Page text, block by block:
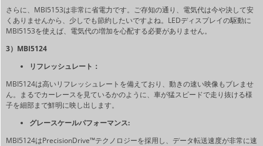
さらに、MBI5153は非常に省電力です。ご存知の通り、電気代は今や決して安
くありませんから、少しでも節約したいですよね。LEDディスプレイの駆動に
MBI5153を使えば、電気代の増加を心配する必要がありません。
3）MBI5124
リフレッシュレート：
MBI5124は高いリフレッシュレートを備えており、動きの速い映像もブレませ
ん。まるでカーレースを見ているかのように、車が猛スピードで走り抜ける様
子を細部まで鮮明に映し出します。
グレースケールパフォーマンス:
MBI5124はPrecisionDrive™テクノロジーを採用し、データ転送速度が非常に速